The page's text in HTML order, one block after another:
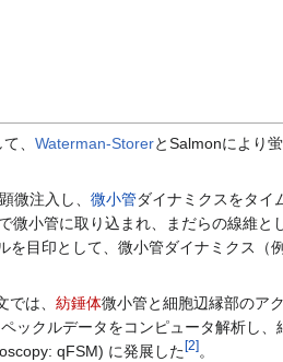
、 Waterman-StorerとSalmonにより
微注入し、 微小管ダイナミクスをタイ
小管に取り込まれ、まだらの線維
目印として、微小管ダイナミクス（
は、 紡錘体微小管と細胞辺縁部のア
ックルデータをコンピュータ解析し
qFSM) に発展した[2]。